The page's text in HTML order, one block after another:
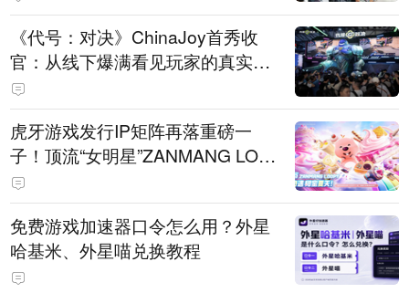
《代号：对决》ChinaJoy首秀收
官：从线下爆满看见玩家的真实期
待
虎牙游戏发行IP矩阵再落重磅一
子！顶流“女明星”ZANMANG LOO
PY 正版3D消除手游《消消奇遇》
惊喜曝光
免费游戏加速器口令怎么用？外星
哈基米、外星喵兑换教程